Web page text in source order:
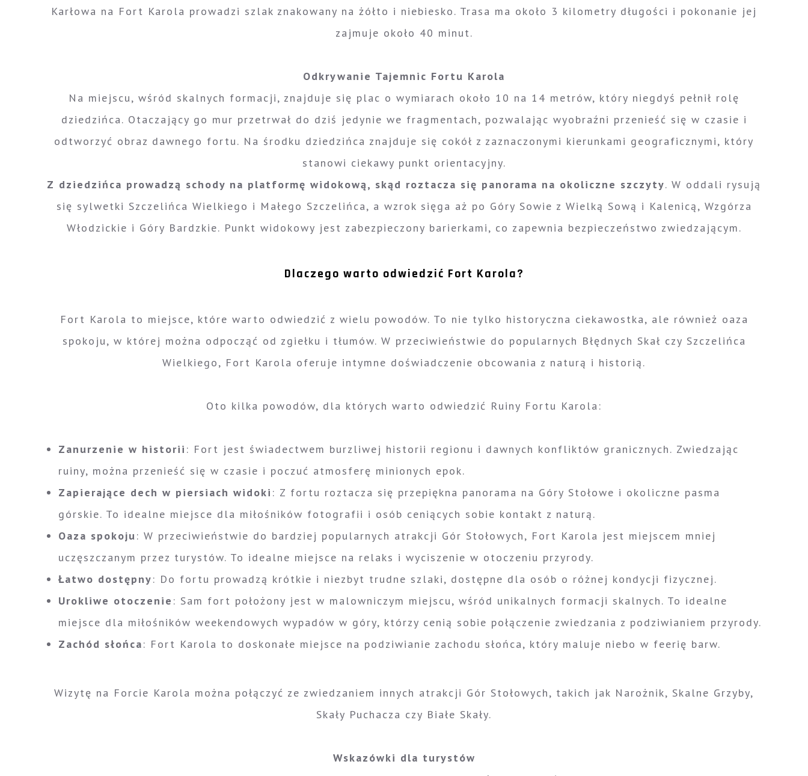
Karłowa na Fort Karola prowadzi szlak znakowany na żółto i niebiesko. Trasa ma około 3 kilometry długości i pokonanie jej
zajmuje około 40 minut.
Odkrywanie Tajemnic Fortu Karola
Na miejscu, wśród skalnych formacji, znajduje się plac o wymiarach około 10 na 14 metrów, który niegdyś pełnił rolę
dziedzińca. Otaczający go mur przetrwał do dziś jedynie we fragmentach, pozwalając wyobraźni przenieść się w czasie i
odtworzyć obraz dawnego fortu. Na środku dziedzińca znajduje się cokół z zaznaczonymi kierunkami geograficznymi, który
stanowi ciekawy punkt orientacyjny.
Z dziedzińca prowadzą schody na platformę widokową, skąd roztacza się panorama na okoliczne szczyty. W oddali rysują
się sylwetki Szczelińca Wielkiego i Małego Szczelińca, a wzrok sięga aż po Góry Sowie z Wielką Sową i Kalenicą, Wzgórza
Włodzickie i Góry Bardzkie. Punkt widokowy jest zabezpieczony barierkami, co zapewnia bezpieczeństwo zwiedzającym.
Dlaczego warto odwiedzić Fort Karola?
Fort Karola to miejsce, które warto odwiedzić z wielu powodów. To nie tylko historyczna ciekawostka, ale również oaza
spokoju, w której można odpocząć od zgiełku i tłumów. W przeciwieństwie do popularnych Błędnych Skał czy Szczelińca
Wielkiego, Fort Karola oferuje intymne doświadczenie obcowania z naturą i historią.
Oto kilka powodów, dla których warto odwiedzić Ruiny Fortu Karola:
Zanurzenie w historii : Fort jest świadectwem burzliwej historii regionu i dawnych konfliktów granicznych. Zwiedzając
ruiny, można przenieść się w czasie i poczuć atmosferę minionych epok.
Zapierające dech w piersiach widoki : Z fortu roztacza się przepiękna panorama na Góry Stołowe i okoliczne pasma
górskie. To idealne miejsce dla miłośników fotografii i osób ceniących sobie kontakt z naturą.
Oaza spokoju: W przeciwieństwie do bardziej popularnych atrakcji Gór Stołowych, Fort Karola jest miejscem mniej
uczęszczanym przez turystów. To idealne miejsce na relaks i wyciszenie w otoczeniu przyrody.
Łatwo dostępny: Do fortu prowadzą krótkie i niezbyt trudne szlaki, dostępne dla osób o różnej kondycji fizycznej.
Urokliwe otoczenie : Sam fort położony jest w malowniczym miejscu, wśród unikalnych formacji skalnych. To idealne
miejsce dla miłośników weekendowych wypadów w góry, którzy cenią sobie połączenie zwiedzania z podziwianiem przyrody.
Zachód słońca: Fort Karola to doskonałe miejsce na podziwianie zachodu słońca, który maluje niebo w feerię barw.
Wizytę na Forcie Karola można połączyć ze zwiedzaniem innych atrakcji Gór Stołowych, takich jak Narożnik, Skalne Grzyby,
Skały Puchacza czy Białe Skały.
Wskazówki dla turystów